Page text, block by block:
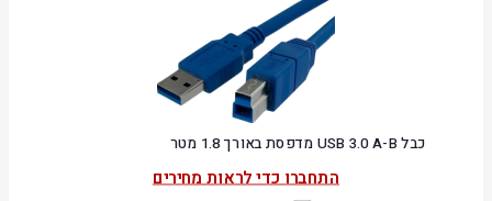
כבל USB 3.0 A-B מדפסת באורך 1.8 מטר
התחברו כדי לראות מחירים